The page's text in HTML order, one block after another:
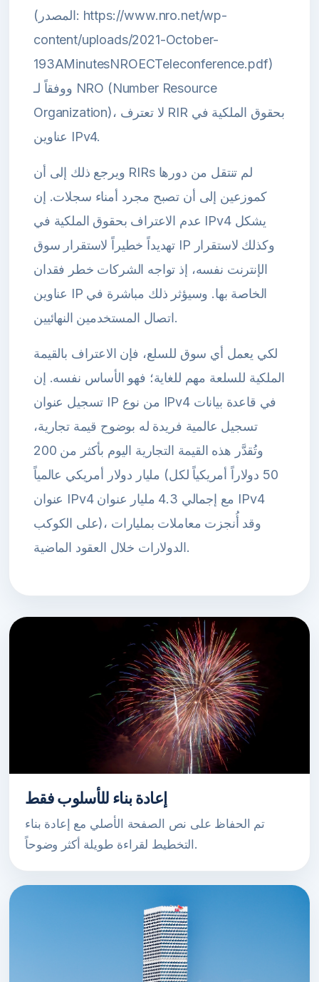
(المصدر: https://www.nro.net/wp-
content/uploads/2021-October-
193AMinutesNROECTeleconference.pdf)
ووفقاً لـ NRO (Number Resource
Organization)، لا تعترف RIR بحقوق الملكية في
عناوين IPv4.
ويرجع ذلك إلى أن RIRs لم تنتقل من دورها
كموزعين إلى أن تصبح مجرد أمناء سجلات. إن
عدم الاعتراف بحقوق الملكية في IPv4 يشكل
تهديداً خطيراً لاستقرار سوق IP وكذلك لاستقرار
الإنترنت نفسه، إذ تواجه الشركات خطر فقدان
عناوين IP الخاصة بها. وسيؤثر ذلك مباشرة في
اتصال المستخدمين النهائيين.
لكي يعمل أي سوق للسلع، فإن الاعتراف بالقيمة
الملكية للسلعة مهم للغاية؛ فهو الأساس نفسه. إن
تسجيل عنوان IP من نوع IPv4 في قاعدة بيانات
تسجيل عالمية فريدة له بوضوح قيمة تجارية،
وتُقدَّر هذه القيمة التجارية اليوم بأكثر من 200
مليار دولار أمريكي عالمياً (50 دولاراً أمريكياً لكل
عنوان IPv4 مع إجمالي 4.3 مليار عنوان IPv4
على الكوكب)، وقد أُنجزت معاملات بمليارات
الدولارات خلال العقود الماضية.
إعادة بناء للأسلوب فقط
تم الحفاظ على نص الصفحة الأصلي مع إعادة بناء
التخطيط لقراءة طويلة أكثر وضوحاً.